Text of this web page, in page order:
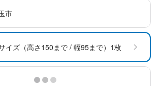
市
イズ（高さ150まで / 幅95まで）1枚